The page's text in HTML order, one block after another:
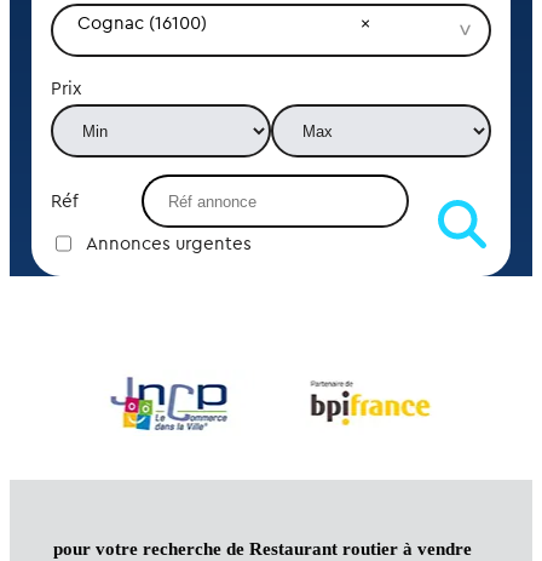
Cognac (16100)
Prix
Réf
Annonces urgentes
pour votre recherche de Restaurant routier à vendre